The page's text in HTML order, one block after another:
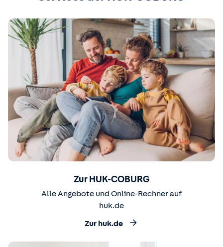
Zur HUK-COBURG
Alle Angebote und Online-Rechner auf
huk.de
Zur huk.de